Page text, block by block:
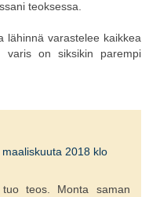
teoksessa.
lähinnä varastelee kaikkea
varis on siksikin parempi
maaliskuuta 2018 klo
teos. Monta saman